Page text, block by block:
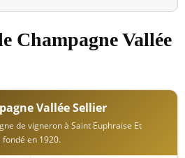
Champagne Vallée
Vallée Sellier
de vigneron à Saint Euphraise Et
fondé en 1920.